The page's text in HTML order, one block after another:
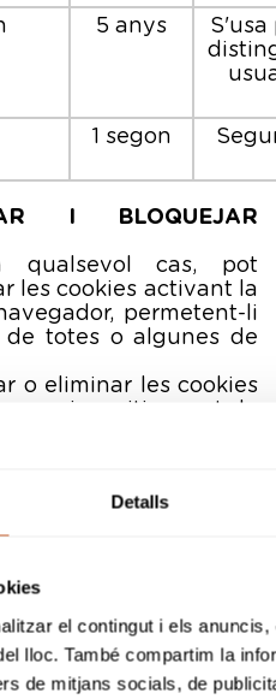
Detalls
el contingut i els
lloc. També compartim la
de mitjans socials, de
5 anys
S'usa
1 segon
I BLOQUEJAR
qualsevol cas, pot
les cookies activant la
permetent-li
de totes o algunes de
o eliminar les cookies
equip mitjançant la
del navegador
en els següents
a l'enllaç pertinent:
es-
internet-explorer-
es/kb/habilitar-